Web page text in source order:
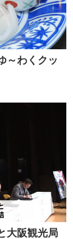
～わくクッ
大阪観光局